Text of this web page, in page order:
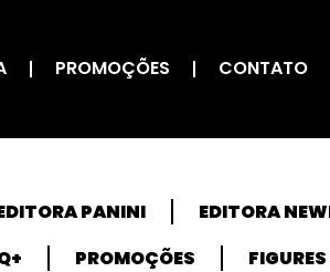
PROMOÇÕES CONTATO
PANINI EDITORA
PROMOÇÕES FIGURES